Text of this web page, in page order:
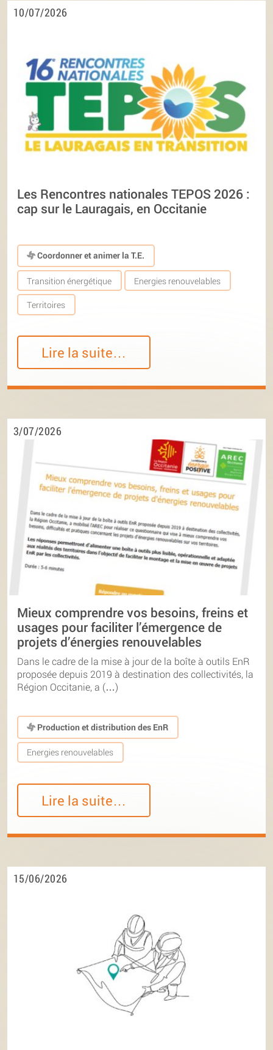
10/07/2026
Les Rencontres nationales TEPOS 2026 :
cap sur le Lauragais, en Occitanie
Coordonner et animer la T.E.
Transition énergétique Energies renouvelables
Territoires
Lire la suite…
3/07/2026
Mieux comprendre vos besoins, freins et
usages pour faciliter l’émergence de
projets d’énergies renouvelables
Dans le cadre de la mise à jour de la boîte à outils EnR
proposée depuis 2019 à destination des collectivités, la
Région Occitanie, a (…)
Production et distribution des EnR
Energies renouvelables
Lire la suite…
15/06/2026